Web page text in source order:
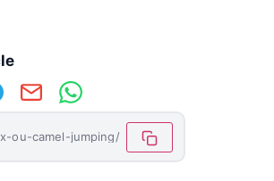
ou-camel-jumping/